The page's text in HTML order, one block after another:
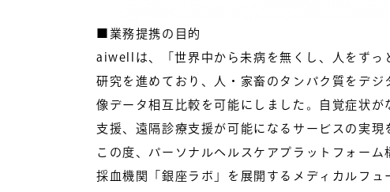
■業務提携の目的
aiwellは、「世界中から未病を無くし、人をずっ
研究を進めており、人・家畜のタンパク質をデ
像データ相互比較を可能にしました。自覚症状
支援、遠隔診療支援が可能になるサービスの実現
この度、パーソナルヘルスケアプラットフォー
採血機関「銀座ラボ」を展開するメディカルフュ